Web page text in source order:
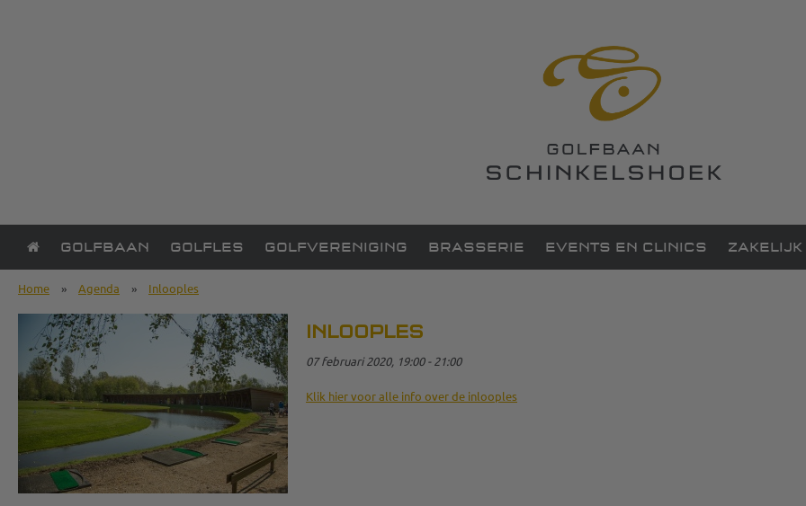
GOLFBAAN GOLFLES GOLFVERENIGING BRASSERIE EVENTS EN CLINICS ZAKELIJK
Home » Agenda » Inlooples
INLOOPLES
07 februari 2020, 19:00 - 21:00
Klik hier voor alle info over de inlooples